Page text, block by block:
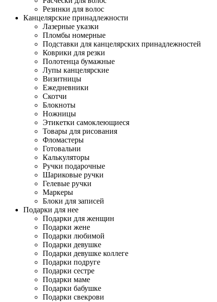
Резинки для волос
Канцелярские принадлежности
Лазерные указки
Пломбы номерные
Подставки для канцелярских принадлежностей
Коврики для резки
Полотенца бумажные
Лупы канцелярские
Визитницы
Ежедневники
Скотчи
Блокноты
Ножницы
Этикетки самоклеющиеся
Товары для рисования
Фломастеры
Готовальни
Калькуляторы
Ручки подарочные
Шариковые ручки
Гелевые ручки
Маркеры
Блоки для записей
Подарки для нее
Подарки для женщин
Подарки жене
Подарки любимой
Подарки девушке
Подарки девушке коллеге
Подарки подруге
Подарки сестре
Подарки маме
Подарки бабушке
Подарки свекрови